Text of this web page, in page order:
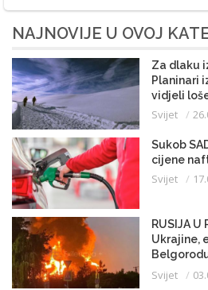
NAJNOVIJE U OVOJ
Za dlaku
Planinari
vidjeli
Svijet
Sukob
cijene
Svijet
RUSIJA U
Ukrajine,
snimci
Svijet